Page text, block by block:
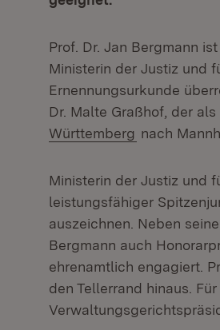
Prof. Dr. Jan Bergmann
Ministerin der Justiz und
Ernennungsurkunde
Dr. Malte Graßhof, der
Württemberg (Öffnet in
nach
Ministerin der Justiz und
leistungsfähiger
auszeichnen. Neben
Bergmann auch
ehrenamtlich engagiert.
den Tellerrand hinaus.